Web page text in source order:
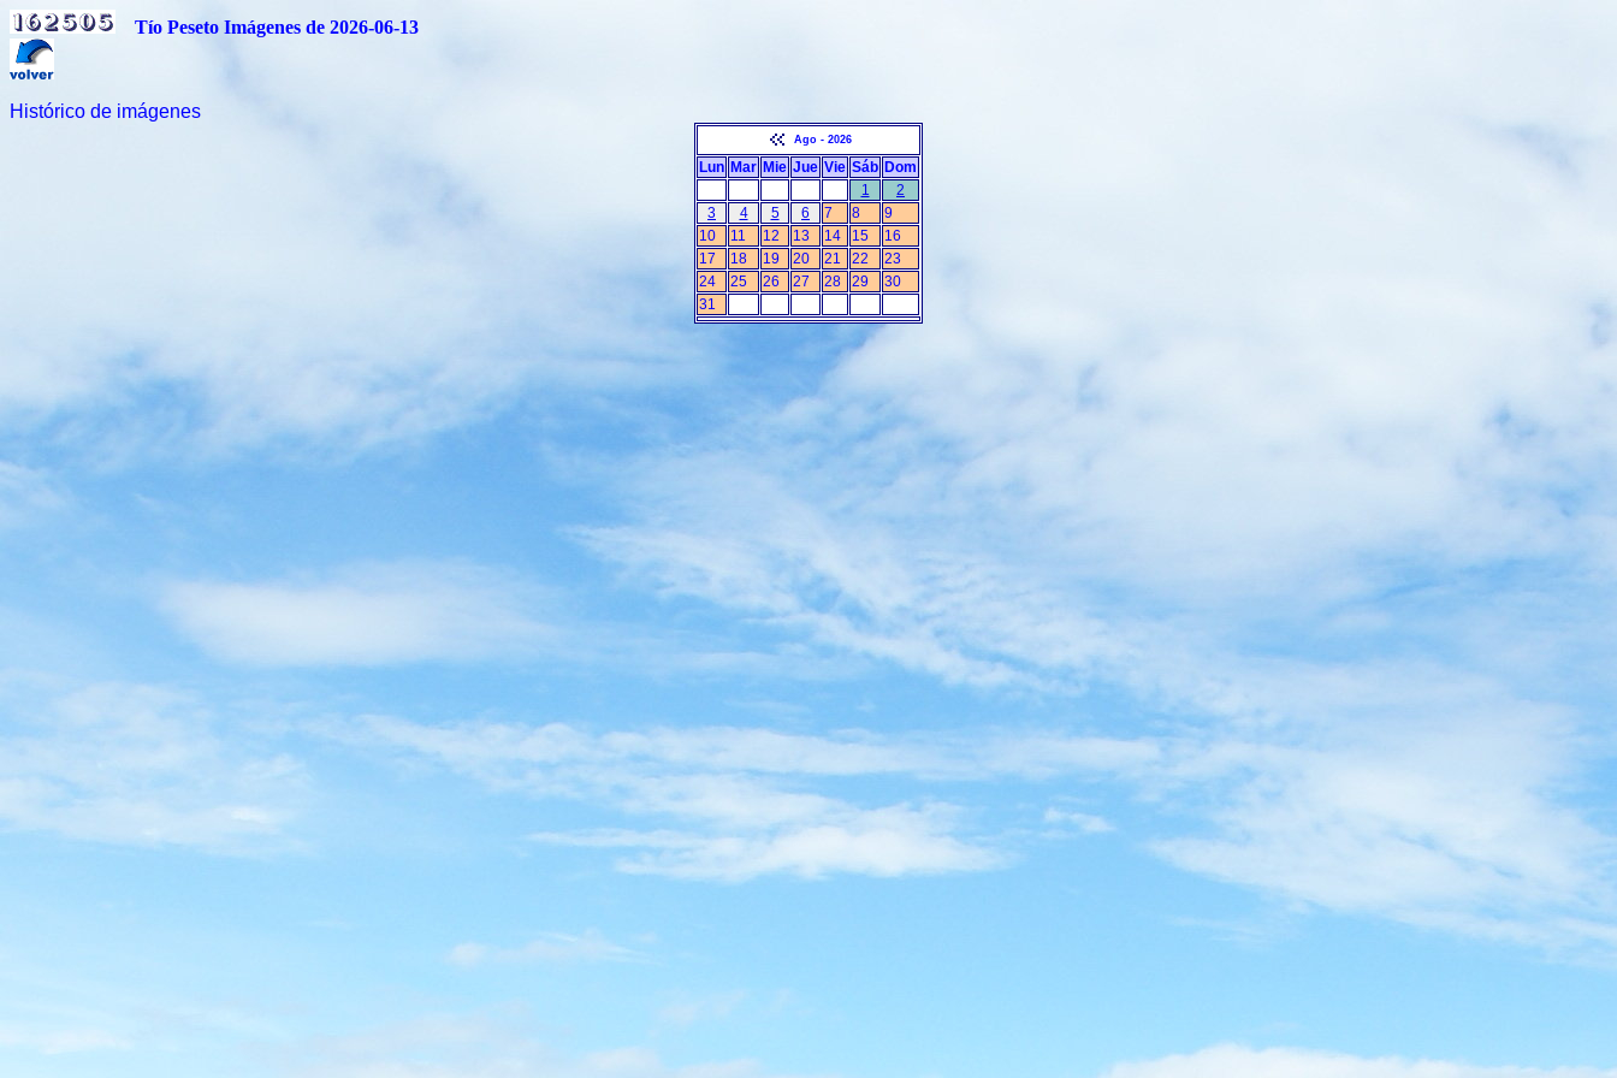
Tío Peseto Imágenes de 2026-06-13
Histórico de imágenes
Ago - 2026
Lun Mar Mie Jue Vie Sáb Dom
1
2
3
4 5 6 7 8
9
10
11 12 13 14 15
16
17
18 19 20 21 22
23
24
25 26 27 28 29
30
31